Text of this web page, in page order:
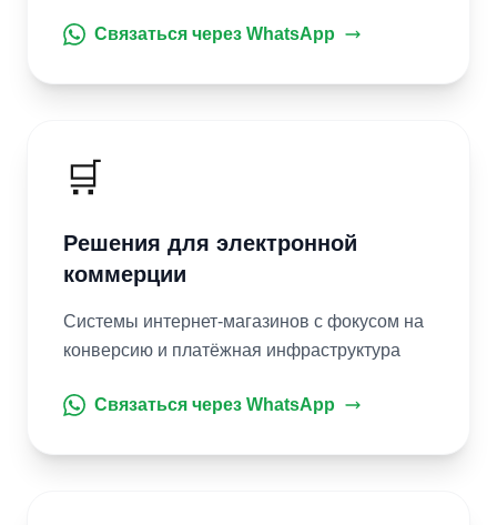
Связаться через WhatsApp
🛒
Решения для электронной
коммерции
Системы интернет-магазинов с фокусом на
конверсию и платёжная инфраструктура
Связаться через WhatsApp